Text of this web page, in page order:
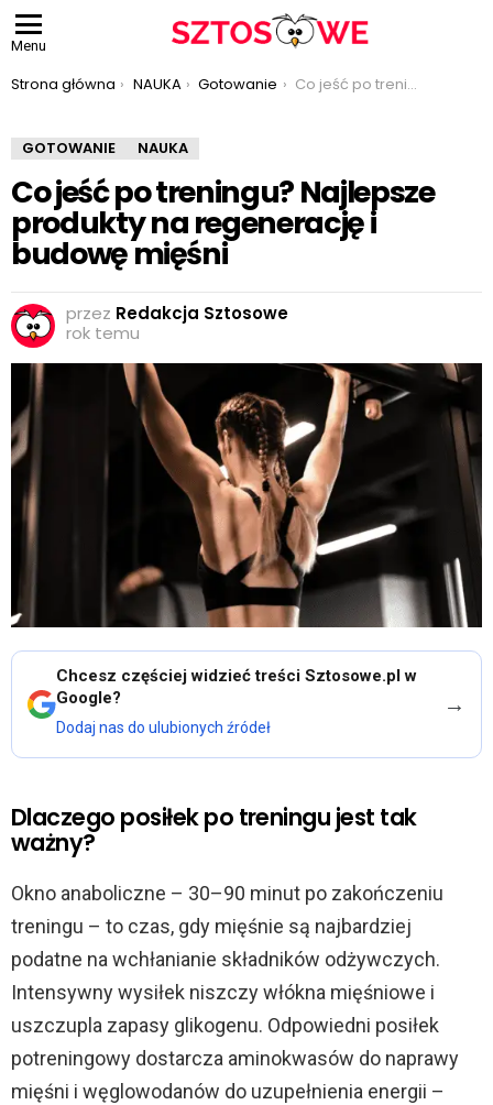
Menu
Jesteś tutaj:
Strona główna NAUKA Gotowanie Co jeść po treningu? Najlepsze produkty na regenerację i budowę mięśni
GOTOWANIE NAUKA
Co jeść po treningu? Najlepsze
produkty na regenerację i
budowę mięśni
przez Redakcja Sztosowe
rok temu
Chcesz częściej widzieć treści Sztosowe.pl w
Google?
Dodaj nas do ulubionych źródeł
→
Dlaczego posiłek po treningu jest tak
ważny?
Okno anaboliczne – 30–90 minut po zakończeniu
treningu – to czas, gdy mięśnie są najbardziej
podatne na wchłanianie składników odżywczych.
Intensywny wysiłek niszczy włókna mięśniowe i
uszczupla zapasy glikogenu. Odpowiedni posiłek
potreningowy dostarcza aminokwasów do naprawy
mięśni i węglowodanów do uzupełnienia energii –